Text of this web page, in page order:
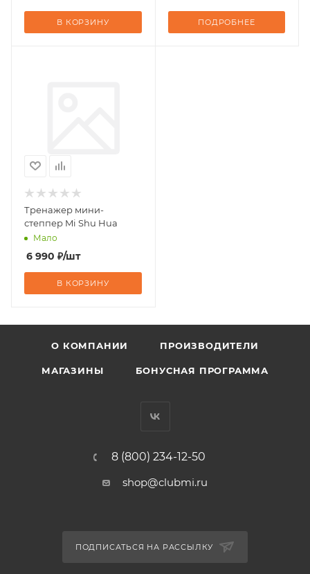
В КОРЗИНУ ПОДРОБНЕЕ
Тренажер мини-
степпер Mi Shu Hua
Мало
6 990 ₽/шт
В КОРЗИНУ
О КОМПАНИИ ПРОИЗВОДИТЕЛИ
МАГАЗИНЫ БОНУСНАЯ ПРОГРАММА
8 (800) 234-12-50
shop@clubmi.ru
ПОДПИСАТЬСЯ НА РАССЫЛКУ